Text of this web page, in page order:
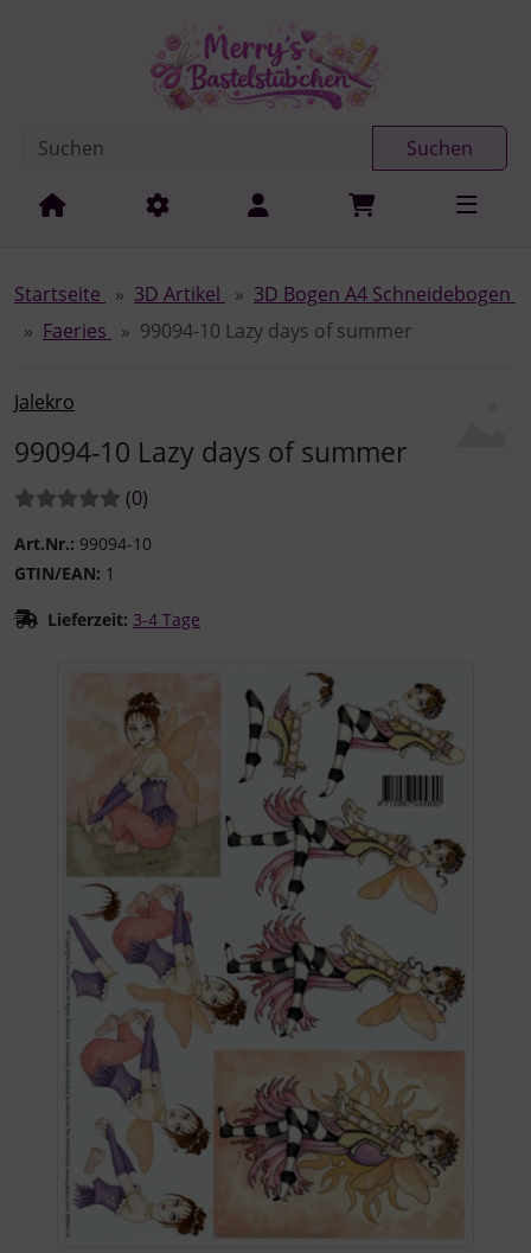
Springe zur Navigation
Suchen
Startseite 3D Artikel
3D Bogen A4 Schneidebogen
Faeries
99094-10 Lazy days of summer
Jalekro
99094-10 Lazy days of summer
Bewertungen:
(0Bewertungen
)
Art.Nr.: 99094-10
GTIN/EAN: 1
Lieferzeit: 3-4 Tage
Wenn mehr als ein Produktbild existiert, können Sie die